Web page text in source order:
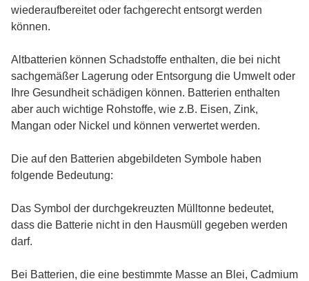
wiederaufbereitet oder fachgerecht entsorgt werden
können.
Altbatterien können Schadstoffe enthalten, die bei nicht
sachgemäßer Lagerung oder Entsorgung die Umwelt oder
Ihre Gesundheit schädigen können. Batterien enthalten
aber auch wichtige Rohstoffe, wie z.B. Eisen, Zink,
Mangan oder Nickel und können verwertet werden.
Die auf den Batterien abgebildeten Symbole haben
folgende Bedeutung:
Das Symbol der durchgekreuzten Mülltonne bedeutet,
dass die Batterie nicht in den Hausmüll gegeben werden
darf.
Bei Batterien, die eine bestimmte Masse an Blei, Cadmium